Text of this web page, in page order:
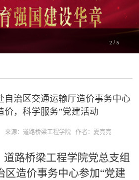
2 /5
自治区交通运输厅造价事务中心
价，科学服务”党建活动
来源：道路桥梁工程学院 作者：夏亮亮
道路桥梁工程学院党总支组
区造价事务中心参加“党建